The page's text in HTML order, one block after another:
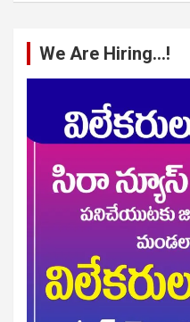
We Are Hiring…!